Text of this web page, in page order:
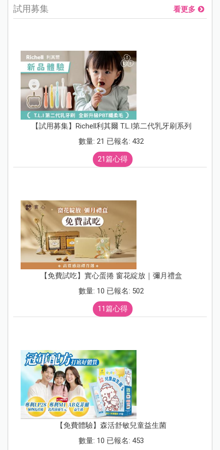
試用募集 看更多
【試用募集】Richell利其爾 T.L.I第二代乳牙刷系列
數量: 21 已報名: 432
21篇心得
【免費試吃】實心蛋捲 窗花綻放｜彌月禮盒
數量: 10 已報名: 502
11篇心得
【免費體驗】森活舒敏兒童益生菌
數量: 10 已報名: 453